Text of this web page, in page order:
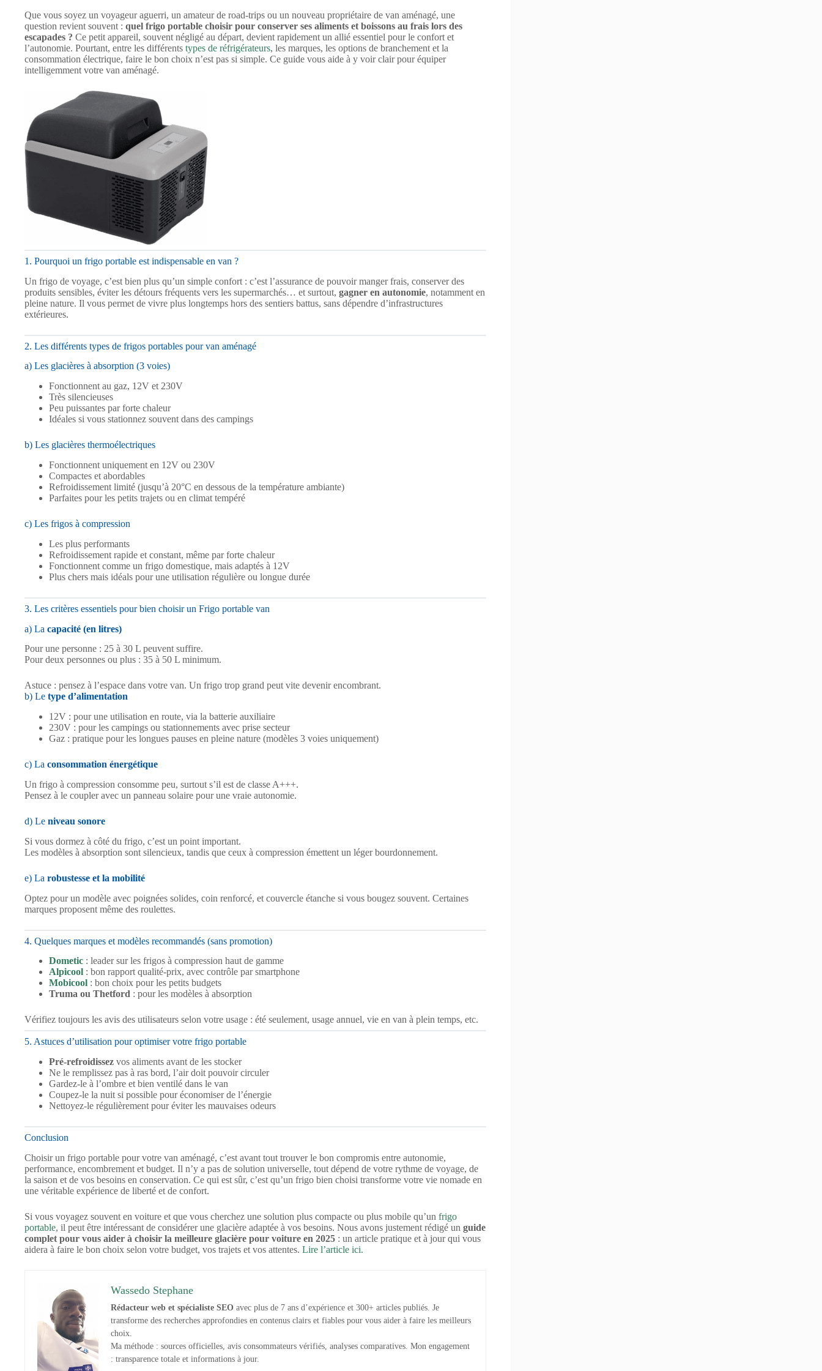
Que vous soyez un voyageur aguerri, un amateur de road-trips ou un nouveau propriétaire de van aménagé, une
question revient souvent : quel frigo portable choisir pour conserver ses aliments et boissons au frais lors des
escapades ? Ce petit appareil, souvent négligé au départ, devient rapidement un allié essentiel pour le confort et
l’autonomie. Pourtant, entre les différents types de réfrigérateurs, les marques, les options de branchement et la
consommation électrique, faire le bon choix n’est pas si simple. Ce guide vous aide à y voir clair pour équiper
intelligemment votre van aménagé.
1. Pourquoi un frigo portable est indispensable en van ?
Un frigo de voyage, c’est bien plus qu’un simple confort : c’est l’assurance de pouvoir manger frais, conserver des
produits sensibles, éviter les détours fréquents vers les supermarchés… et surtout, gagner en autonomie, notamment en
pleine nature. Il vous permet de vivre plus longtemps hors des sentiers battus, sans dépendre d’infrastructures
extérieures.
2. Les différents types de frigos portables pour van aménagé
a) Les glacières à absorption (3 voies)
Fonctionnent au gaz, 12V et 230V
Très silencieuses
Peu puissantes par forte chaleur
Idéales si vous stationnez souvent dans des campings
b) Les glacières thermoélectriques
Fonctionnent uniquement en 12V ou 230V
Compactes et abordables
Refroidissement limité (jusqu’à 20°C en dessous de la température ambiante)
Parfaites pour les petits trajets ou en climat tempéré
c) Les frigos à compression
Les plus performants
Refroidissement rapide et constant, même par forte chaleur
Fonctionnent comme un frigo domestique, mais adaptés à 12V
Plus chers mais idéals pour une utilisation régulière ou longue durée
3. Les critères essentiels pour bien choisir un Frigo portable van
a) La capacité (en litres)
Pour une personne : 25 à 30 L peuvent suffire.
Pour deux personnes ou plus : 35 à 50 L minimum.
Astuce : pensez à l’espace dans votre van. Un frigo trop grand peut vite devenir encombrant.
b) Le type d’alimentation
12V : pour une utilisation en route, via la batterie auxiliaire
230V : pour les campings ou stationnements avec prise secteur
Gaz : pratique pour les longues pauses en pleine nature (modèles 3 voies uniquement)
c) La consommation énergétique
Un frigo à compression consomme peu, surtout s’il est de classe A+++.
Pensez à le coupler avec un panneau solaire pour une vraie autonomie.
d) Le niveau sonore
Si vous dormez à côté du frigo, c’est un point important.
Les modèles à absorption sont silencieux, tandis que ceux à compression émettent un léger bourdonnement.
e) La robustesse et la mobilité
Optez pour un modèle avec poignées solides, coin renforcé, et couvercle étanche si vous bougez souvent. Certaines
marques proposent même des roulettes.
4. Quelques marques et modèles recommandés (sans promotion)
Dometic : leader sur les frigos à compression haut de gamme
Alpicool : bon rapport qualité-prix, avec contrôle par smartphone
Mobicool : bon choix pour les petits budgets
Truma ou Thetford : pour les modèles à absorption
Vérifiez toujours les avis des utilisateurs selon votre usage : été seulement, usage annuel, vie en van à plein temps, etc.
5. Astuces d’utilisation pour optimiser votre frigo portable
Pré-refroidissez vos aliments avant de les stocker
Ne le remplissez pas à ras bord, l’air doit pouvoir circuler
Gardez-le à l’ombre et bien ventilé dans le van
Coupez-le la nuit si possible pour économiser de l’énergie
Nettoyez-le régulièrement pour éviter les mauvaises odeurs
Conclusion
Choisir un frigo portable pour votre van aménagé, c’est avant tout trouver le bon compromis entre autonomie,
performance, encombrement et budget. Il n’y a pas de solution universelle, tout dépend de votre rythme de voyage, de
la saison et de vos besoins en conservation. Ce qui est sûr, c’est qu’un frigo bien choisi transforme votre vie nomade en
une véritable expérience de liberté et de confort.
Si vous voyagez souvent en voiture et que vous cherchez une solution plus compacte ou plus mobile qu’un frigo
portable, il peut être intéressant de considérer une glacière adaptée à vos besoins. Nous avons justement rédigé un guide
complet pour vous aider à choisir la meilleure glacière pour voiture en 2025 : un article pratique et à jour qui vous
aidera à faire le bon choix selon votre budget, vos trajets et vos attentes. Lire l’article ici.
Wassedo Stephane
Rédacteur web et spécialiste SEO avec plus de 7 ans d’expérience et 300+ articles publiés. Je
transforme des recherches approfondies en contenus clairs et fiables pour vous aider à faire les meilleurs
choix.
Ma méthode : sources officielles, avis consommateurs vérifiés, analyses comparatives. Mon engagement
: transparence totale et informations à jour.